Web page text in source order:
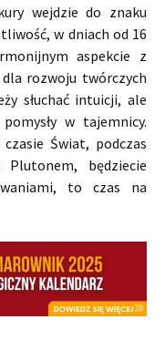
wejdzie do znaku
w dniach od 16
aspekcie z
rozwoju twórczych
słuchać intuicji, ale
w tajemnicy.
Świat, podczas
będziecie
to czas na